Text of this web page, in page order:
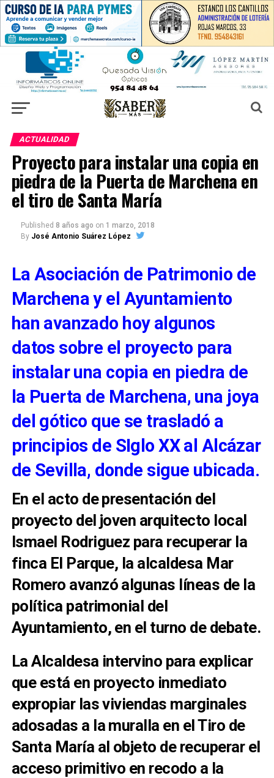
ACTUALIDAD
Proyecto para instalar una copia en
piedra de la Puerta de Marchena en
el tiro de Santa María
Published 8 años ago on 1 marzo, 2018
By José Antonio Suárez López
La Asociación de Patrimonio de
Marchena y el Ayuntamiento
han avanzado hoy algunos
datos sobre el proyecto para
instalar una copia en piedra de
la Puerta de Marchena, una joya
del gótico que se trasladó a
principios de SIglo XX al Alcázar
de Sevilla, donde sigue ubicada.
En el acto de presentación del
proyecto del joven arquitecto local
Ismael Rodriguez para recuperar la
finca El Parque, la alcaldesa Mar
Romero avanzó algunas líneas de la
política patrimonial del
Ayuntamiento, en el turno de debate.
La Alcaldesa intervino para explicar
que está en proyecto inmediato
expropiar las viviendas marginales
adosadas a la muralla en el Tiro de
Santa María al objeto de recuperar el
acceso primitivo en recodo a la